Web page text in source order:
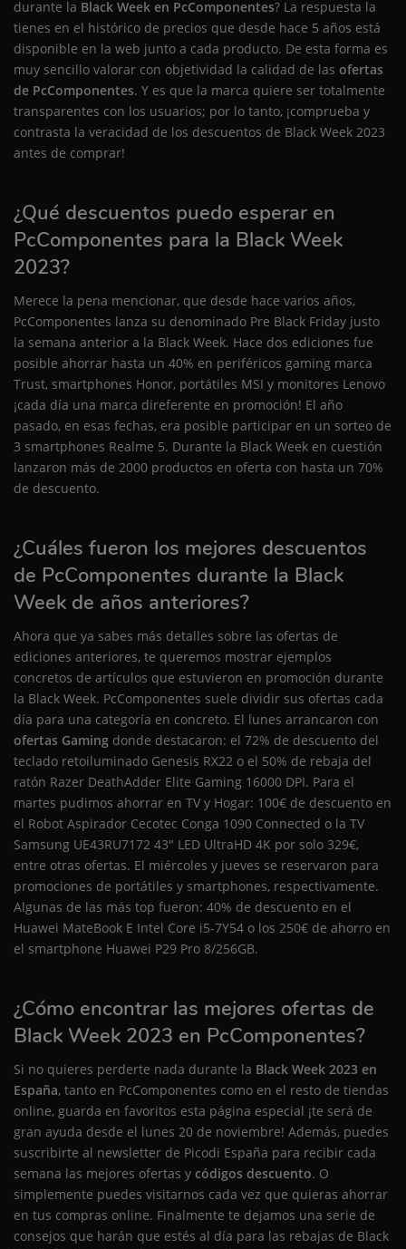
durante la Black Week en PcComponentes? La respuesta la
tienes en el histórico de precios que desde hace 5 años está
disponible en la web junto a cada producto. De esta forma es
muy sencillo valorar con objetividad la calidad de las ofertas
de PcComponentes. Y es que la marca quiere ser totalmente
transparentes con los usuarios; por lo tanto, ¡comprueba y
contrasta la veracidad de los descuentos de Black Week 2023
antes de comprar!
¿Qué descuentos puedo esperar en
PcComponentes para la Black Week
2023?
Merece la pena mencionar, que desde hace varios años,
PcComponentes lanza su denominado Pre Black Friday justo
la semana anterior a la Black Week. Hace dos ediciones fue
posible ahorrar hasta un 40% en periféricos gaming marca
Trust, smartphones Honor, portátiles MSI y monitores Lenovo
¡cada día una marca direferente en promoción! El año
pasado, en esas fechas, era posible participar en un sorteo de
3 smartphones Realme 5. Durante la Black Week en cuestión
lanzaron más de 2000 productos en oferta con hasta un 70%
de descuento.
¿Cuáles fueron los mejores descuentos
de PcComponentes durante la Black
Week de años anteriores?
Ahora que ya sabes más detalles sobre las ofertas de
ediciones anteriores, te queremos mostrar ejemplos
concretos de artículos que estuvieron en promoción durante
la Black Week. PcComponentes suele dividir sus ofertas cada
día para una categoría en concreto. El lunes arrancaron con
ofertas Gaming donde destacaron: el 72% de descuento del
teclado retoiluminado Genesis RX22 o el 50% de rebaja del
ratón Razer DeathAdder Elite Gaming 16000 DPI. Para el
martes pudimos ahorrar en TV y Hogar: 100€ de descuento en
el Robot Aspirador Cecotec Conga 1090 Connected o la TV
Samsung UE43RU7172 43" LED UltraHD 4K por solo 329€,
entre otras ofertas. El miércoles y jueves se reservaron para
promociones de portátiles y smartphones, respectivamente.
Algunas de las más top fueron: 40% de descuento en el
Huawei MateBook E Intel Core i5-7Y54 o los 250€ de ahorro en
el smartphone Huawei P29 Pro 8/256GB.
¿Cómo encontrar las mejores ofertas de
Black Week 2023 en PcComponentes?
Si no quieres perderte nada durante la Black Week 2023 en
España, tanto en PcComponentes como en el resto de tiendas
online, guarda en favoritos esta página especial ¡te será de
gran ayuda desde el lunes 20 de noviembre! Además, puedes
suscribirte al newsletter de Picodi España para recibir cada
semana las mejores ofertas y códigos descuento. O
simplemente puedes visitarnos cada vez que quieras ahorrar
en tus compras online. Finalmente te dejamos una serie de
consejos que harán que estés al día para las rebajas de Black